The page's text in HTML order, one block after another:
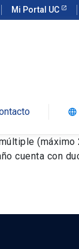
Mi Portal UC
language
(máximo
cuenta con